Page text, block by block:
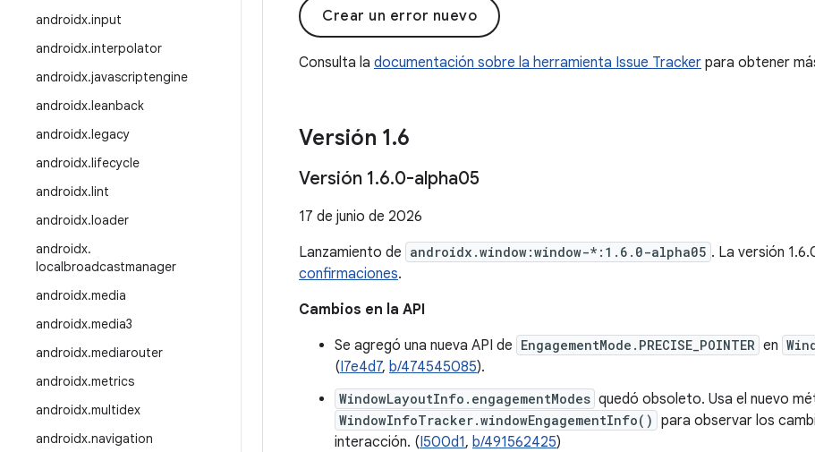
androidx.input
androidx.interpolator
androidx.javascriptengine
androidx.leanback
androidx.legacy
androidx.lifecycle
androidx.lint
androidx.loader
androidx.
localbroadcastmanager
androidx.media
androidx.media3
androidx.mediarouter
androidx.metrics
androidx.multidex
androidx.navigation
Crear un error nuevo
Consulta la documentación sobre la herramienta Issue Tracker para obtener
Versión 1.6
Versión 1.6.0-alpha05
17 de junio de 2026
Lanzamiento de androidx.window:window-*:1.6.0-alpha05 . La versión
confirmaciones.
Cambios en la API
Se agregó una nueva API de EngagementMode.PRECISE_POINTER en
(I7e4d7, b/474545085).
WindowLayoutInfo.engagementModes quedó obsoleto. Usa el nuevo
WindowInfoTracker.windowEngagementInfo() para observar los
interacción. (I500d1, b/491562425)